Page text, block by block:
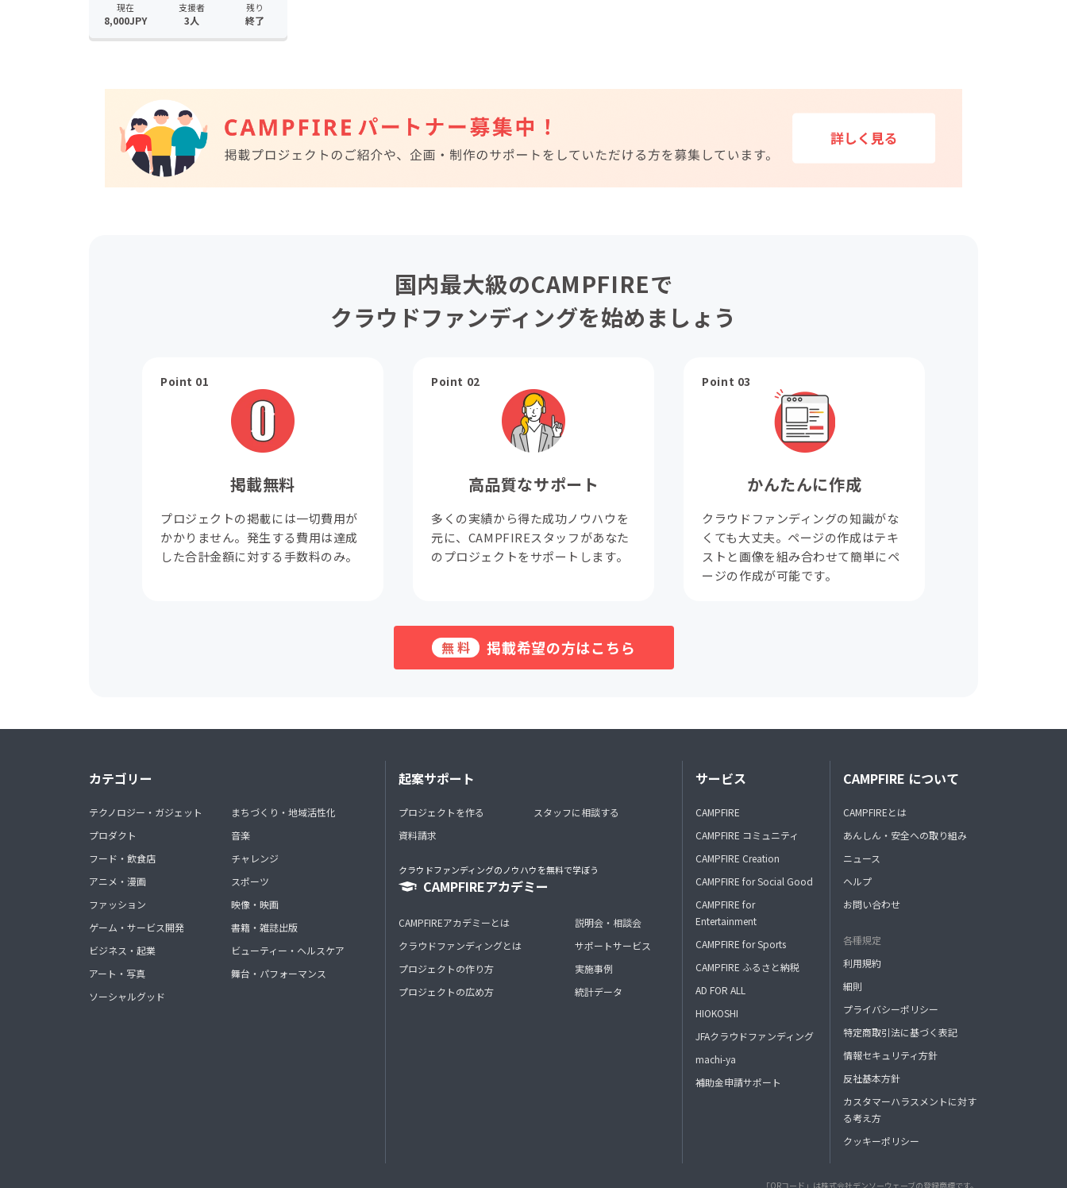
現在
8,000JPY
支援者
3人
残り
終了
国内最大級のCAMPFIREで
クラウドファンディングを始めましょう
Point 01
掲載無料
プロジェクトの掲載には一切費用が
かかりません。発生する費用は達成
した合計金額に対する手数料のみ。
Point 02
高品質なサポート
多くの実績から得た成功ノウハウを
元に、CAMPFIREスタッフがあなた
のプロジェクトをサポートします。
Point 03
かんたんに作成
クラウドファンディングの知識がな
くても大丈夫。ページの作成はテキ
ストと画像を組み合わせて簡単にペ
ージの作成が可能です。
無料 掲載希望の方はこちら
カテゴリー
テクノロジー・ガジェット
プロダクト
フード・飲食店
アニメ・漫画
ファッション
ゲーム・サービス開発
ビジネス・起業
アート・写真
ソーシャルグッド
まちづくり・地域活性化
音楽
チャレンジ
スポーツ
映像・映画
書籍・雑誌出版
ビューティー・ヘルスケア
舞台・パフォーマンス
起案サポート
プロジェクトを作る
資料請求
スタッフに相談する
クラウドファンディングのノウハウを無料で学ぼう
CAMPFIREアカデミー
CAMPFIREアカデミーとは
クラウドファンディングとは
プロジェクトの作り方
プロジェクトの広め方
説明会・相談会
サポートサービス
実施事例
統計データ
サービス
CAMPFIRE
CAMPFIRE コミュニティ
CAMPFIRE Creation
CAMPFIRE for Social Good
CAMPFIRE for
Entertainment
CAMPFIRE for Sports
CAMPFIRE ふるさと納税
AD FOR ALL
HIOKOSHI
JFAクラウドファンディング
machi-ya
補助金申請サポート
CAMPFIRE について
CAMPFIREとは
あんしん・安全への取り組み
ニュース
ヘルプ
お問い合わせ
各種規定
利用規約
細則
プライバシーポリシー
特定商取引法に基づく表記
情報セキュリティ方針
反社基本方針
カスタマーハラスメントに対す
る考え方
クッキーポリシー
「QRコード」は株式会社デンソーウェーブの登録商標です。